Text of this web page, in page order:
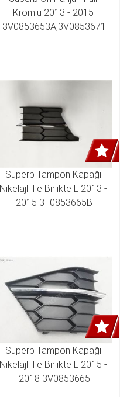
Kromlu 2013 - 2015
3V0853653A,3V0853671
Superb Tampon Kapağı
Nikelajlı İle Birlikte L 2013 -
2015 3T0853665B
Superb Tampon Kapağı
Nikelajlı İle Birlikte L 2015 -
2018 3V0853665